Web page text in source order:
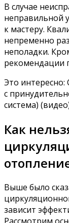
В случае
неправильной
к мастеру.
непременно
неполадки.
рекомендации
Это
с
система)
Как
Выше было
зависит